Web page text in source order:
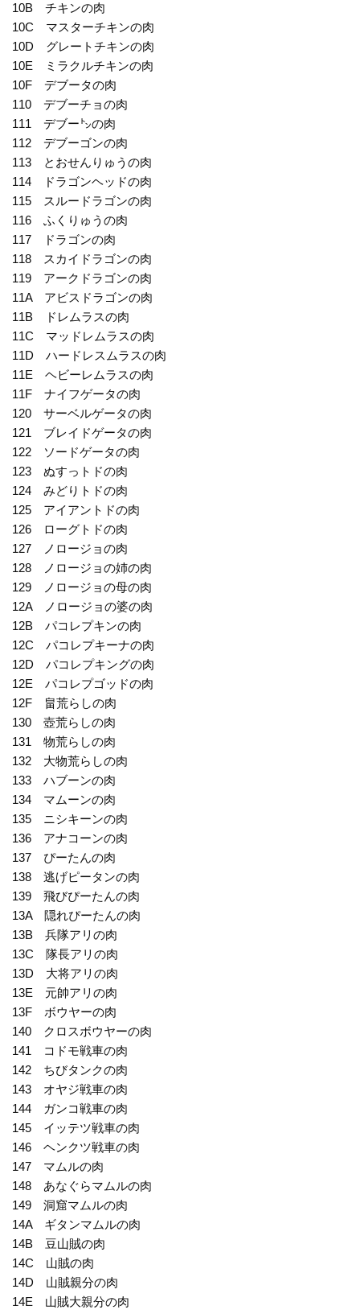
10B チキンの肉
10C マスターチキンの肉
10D グレートチキンの肉
10E ミラクルチキンの肉
10F デブータの肉
110 デブーチョの肉
111 デブー㌧の肉
112 デブーゴンの肉
113 とおせんりゅうの肉
114 ドラゴンヘッドの肉
115 スルードラゴンの肉
116 ふくりゅうの肉
117 ドラゴンの肉
118 スカイドラゴンの肉
119 アークドラゴンの肉
11A アビスドラゴンの肉
11B ドレムラスの肉
11C マッドレムラスの肉
11D ハードレスムラスの肉
11E ヘビーレムラスの肉
11F ナイフゲータの肉
120 サーベルゲータの肉
121 ブレイドゲータの肉
122 ソードゲータの肉
123 ぬすっトドの肉
124 みどりトドの肉
125 アイアントドの肉
126 ローグトドの肉
127 ノロージョの肉
128 ノロージョの姉の肉
129 ノロージョの母の肉
12A ノロージョの婆の肉
12B パコレプキンの肉
12C パコレプキーナの肉
12D パコレプキングの肉
12E パコレプゴッドの肉
12F 畠荒らしの肉
130 壺荒らしの肉
131 物荒らしの肉
132 大物荒らしの肉
133 ハブーンの肉
134 マムーンの肉
135 ニシキーンの肉
136 アナコーンの肉
137 ぴーたんの肉
138 逃げピータンの肉
139 飛びぴーたんの肉
13A 隠れぴーたんの肉
13B 兵隊アリの肉
13C 隊長アリの肉
13D 大将アリの肉
13E 元帥アリの肉
13F ボウヤーの肉
140 クロスボウヤーの肉
141 コドモ戦車の肉
142 ちびタンクの肉
143 オヤジ戦車の肉
144 ガンコ戦車の肉
145 イッテツ戦車の肉
146 ヘンクツ戦車の肉
147 マムルの肉
148 あなぐらマムルの肉
149 洞窟マムルの肉
14A ギタンマムルの肉
14B 豆山賊の肉
14C 山賊の肉
14D 山賊親分の肉
14E 山賊大親分の肉